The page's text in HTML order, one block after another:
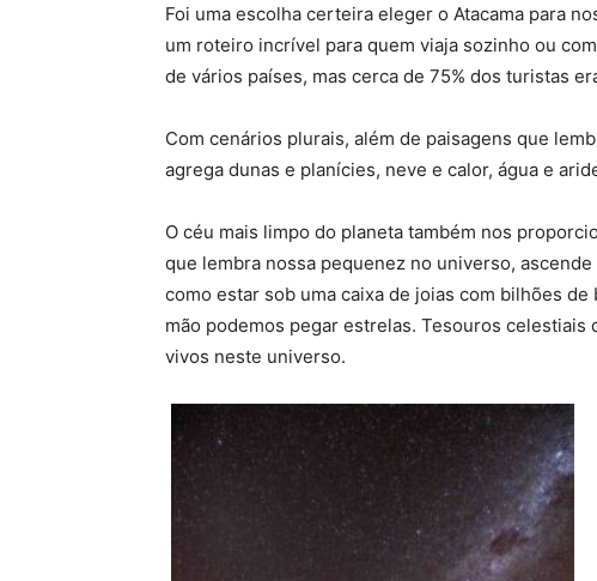
Foi uma escolha certeira eleger o Atacama para
um roteiro incrível para quem viaja sozinho ou
de vários países, mas cerca de 75% dos turistas
Com cenários plurais, além de paisagens que
agrega dunas e planícies, neve e calor, água e
O céu mais limpo do planeta também nos
que lembra nossa pequenez no universo,
como estar sob uma caixa de joias com bilhões
mão podemos pegar estrelas. Tesouros
vivos neste universo.